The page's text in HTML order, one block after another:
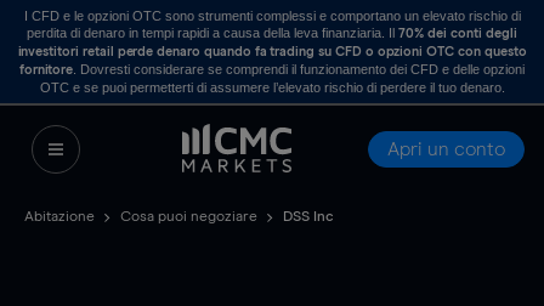
I CFD e le opzioni OTC sono strumenti complessi e comportano un elevato rischio di
perdita di denaro in tempi rapidi a causa della leva finanziaria. Il70% dei conti degli
investitori retail perde denaro quando fa trading su CFD o opzioni OTC con questo
fornitore . Dovresti considerare se comprendi il funzionamento dei CFD e delle opzioni
OTC e se puoi permetterti di assumere l’elevato rischio di perdere il tuo denaro.
Apri un conto
Abitazione Cosa puoi negoziare DSS Inc